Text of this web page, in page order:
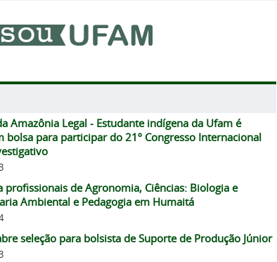
Amazônia Legal - Estudante indígena da Ufam é
bolsa para participar do 21º Congresso Internacional
profissionais de Agronomia, Ciências: Biologia e
Ambiental e Pedagogia em Humaitá
seleção para bolsista de Suporte de Produção Júnior